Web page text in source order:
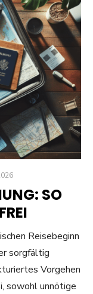
SO
Reisebeginn
sorgfältig
Vorgehen
sowohl unnötige